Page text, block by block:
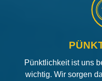
Pünktlichkeit ist uns
wichtig. Wir sorgen